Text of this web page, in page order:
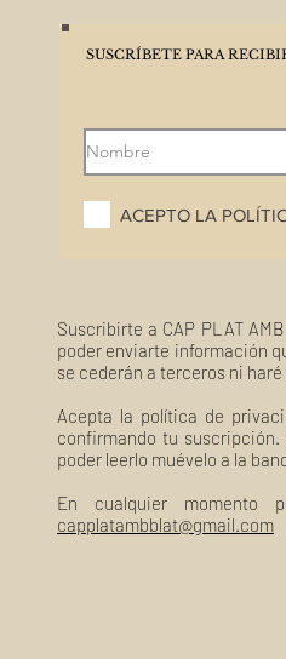
SUSCRÍBETE PARA
ACEPTO LA
Suscribirte a CAP PLAT
poder enviarte información
se cederán a terceros ni
Acepta la política de
confirmando tu suscripción.
poder leerlo muévelo a la
En cualquier momento
capplatambblat@gmail.com